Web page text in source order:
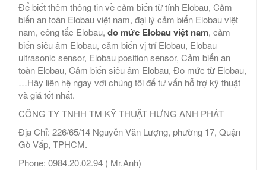
Để biết thêm thông tin về cảm biến từ tính Elobau, Cảm
biến an toàn Elobau việt nam, đại lý cảm biến Elobau việt
nam, công tắc Elobau, đo mức Elobau việt nam, cảm
biến siêu âm Elobau, cảm biến vị trí Elobau, Elobau
ultrasonic sensor, Elobau position sensor, Cảm biến an
toàn Elobau, Cảm biến siêu âm Elobau, Đo mức từ Elobau,
…Hãy liên hệ ngay với chúng tôi để tư vấn hỗ trợ kỹ thuật
và giá tốt nhất.
CÔNG TY TNHH TM KỸ THUẬT HƯNG ANH PHÁT
Địa Chỉ: 226/65/14 Nguyễn Văn Lượng, phường 17, Quận
Gò Vấp, TPHCM.
Phone: 0984.20.02.94 ( Mr.Anh)